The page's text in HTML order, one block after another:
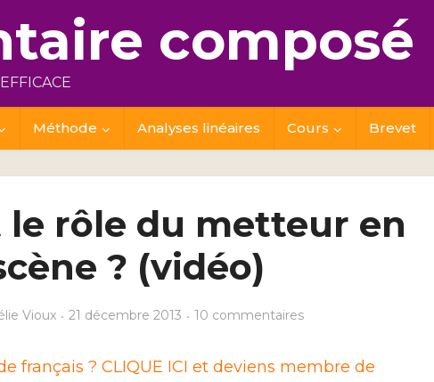
composé
Méthode Analyses linéaires Cours Brevet
le rôle du metteur en
? (vidéo)
Vioux 21 décembre 2013 10 commentaires
français ? CLIQUE ICI et deviens membre de